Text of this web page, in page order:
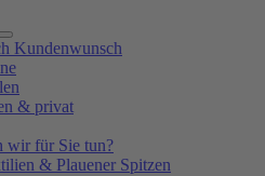
Kundenwunsch
& privat
wir für Sie tun?
& Plauener Spitzen